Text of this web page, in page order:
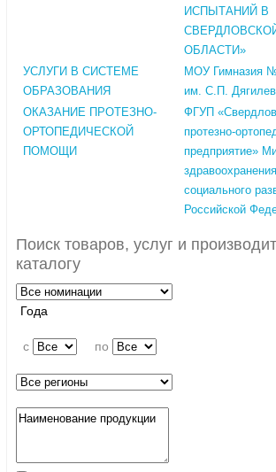
ИСПЫТАНИЙ В
ОБЛАСТИ»
УСЛУГИ В СИСТЕМЕ
ОБРАЗОВАНИЯ
МОУ Гимназия
им. С.П.
ОКАЗАНИЕ ПРОТЕЗНО-
ОРТОПЕДИЧЕСКОЙ
ПОМОЩИ
ФГУП
протезно-
предприятие»
социального
Российской
Поиск товаров, услуг и
каталогу
Года
c по